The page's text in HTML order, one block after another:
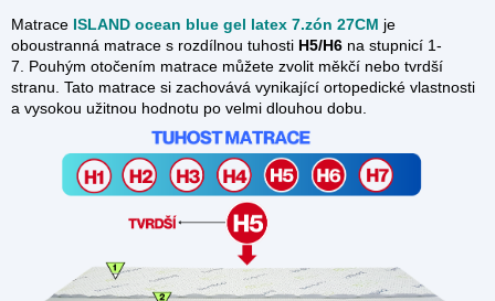
Matrace ISLAND ocean blue gel latex 7.zón 27CM je
oboustranná matrace s rozdílnou tuhosti H5/H6 na stupnicí 1-
7. Pouhým otočením matrace můžete zvolit měkčí nebo tvrdší
stranu. Tato matrace si zachovává vynikající ortopedické vlastnosti
a vysokou užitnou hodnotu po velmi dlouhou dobu.